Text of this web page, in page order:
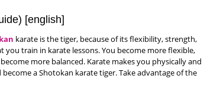
[english]
karate is the tiger, because of its flexibility, strength,
you train in karate lessons. You become more flexible,
more balanced. Karate makes you physically and
a Shotokan karate tiger. Take advantage of the